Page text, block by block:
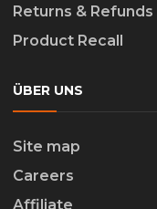
Returns & Refunds
Product Recall
ÜBER UNS
Site map
Careers
Affiliate